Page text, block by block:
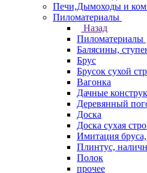
Печи,Дымоходы и
Пиломатериалы
Назад
Пиломатериалы
Балясины,
Брус
Брусок сухой
Вагонка
Дачные
Деревянный
Доска
Доска сухая
Имитация
Плинтус,
Полок
прочее